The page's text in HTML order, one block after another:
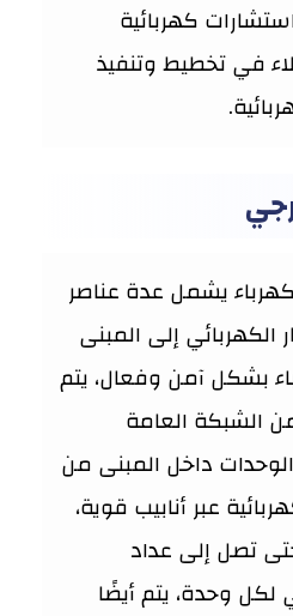
كهربائية
في تخطيط وتنفيذ
يشمل عدة عناصر
الكهربائي إلى المبنى
بشكل آمن وفعال، يتم
الشبكة العامة
داخل المبنى من
عبر أنابيب قوية،
تصل إلى عداد
لكل وحدة، يتم أيضًا